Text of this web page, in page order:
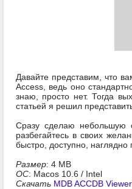
Давайте представим, что
Access, ведь оно
знаю, просто нет. Тогда
статьей я решил
Сразу сделаю небольшую
разбегайтесь в своих
быстро, доступно, наглядно
Размер: 4 MB
ОС: Macos 10.6 / Intel
Скачать MDB ACCDB